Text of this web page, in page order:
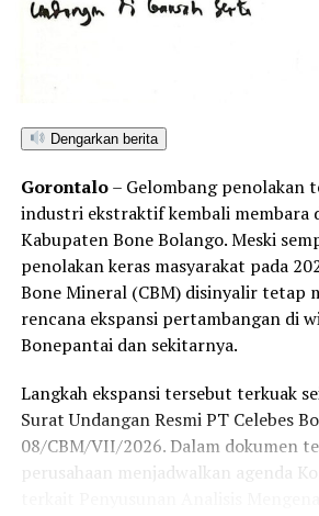
Dengarkan berita
Gorontalo– Gelombang penolakan
industri ekstraktif kembali membara
Kabupaten Bone Bolango. Meski
penolakan keras masyarakat pada
Bone Mineral (CBM) disinyalir tetap
rencana ekspansi pertambangan di
Bonepantai dan sekitarnya.
Langkah ekspansi tersebut terkuak
Surat Undangan Resmi PT Celebes
08/CBM/VII/2026. Dalam dokumen
perusahaan menjadwalkan agenda